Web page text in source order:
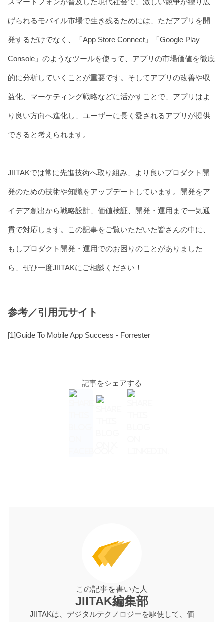
げられるモバイル市場で生き残るためには、ただアプリを開
発するだけでなく、「App Store Connect」「Google Play
Console」のようなツールを使って、アプリの市場価値を徹底
的に分析していくことが重要です。そしてアプリの改善や収
益化、マーケティング戦略などに活かすことで、アプリはよ
り良い方向へ進化し、ユーザーに長く愛されるアプリが提供
できると考えられます。
JIITAKでは常に先進技術へ取り組み、より良いプロダクト開
発のための技術や知識をアップデートしています。開発をア
イデア創出から戦略設計、価値検証、開発・運用まで一気通
貫で対応します。この記事をご覧いただいた皆さんの中に、
もしプロダクト開発・運用でのお困りのことがありました
ら、ぜひ一度JIITAKにご相談ください！
参考／引用元サイト
[1]Guide To Mobile App Success - Forrester
記事をシェアする
この記事を書いた人
JIITAK編集部
JIITAKは、デジタルテクノロジーを駆使して、価